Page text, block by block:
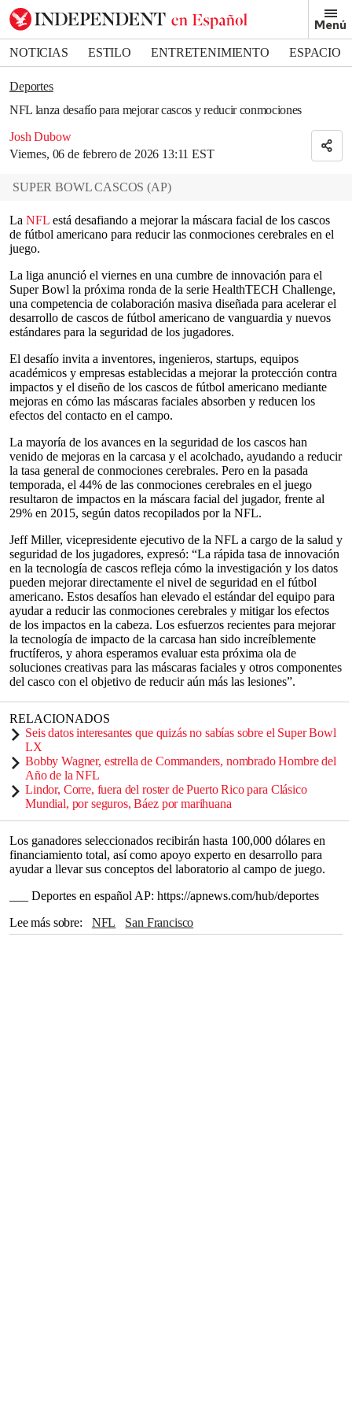
Menú
NOTICIAS ESTILO ENTRETENIMIENTO
ESPACIO
DEPORTES
Deportes
NFL lanza desafío para mejorar cascos y reducir conmociones
Josh Dubow
Viernes, 06 de febrero de 2026 13:11 EST
Bookmark popover
Removed from bookmarks
Close popover
SUPER BOWL CASCOS (AP)
La NFL está desafiando a mejorar la máscara facial de los cascos
de fútbol americano para reducir las conmociones cerebrales en el
juego.
La liga anunció el viernes en una cumbre de innovación para el
Super Bowl la próxima ronda de la serie HealthTECH Challenge,
una competencia de colaboración masiva diseñada para acelerar el
desarrollo de cascos de fútbol americano de vanguardia y nuevos
estándares para la seguridad de los jugadores.
El desafío invita a inventores, ingenieros, startups, equipos
académicos y empresas establecidas a mejorar la protección contra
impactos y el diseño de los cascos de fútbol americano mediante
mejoras en cómo las máscaras faciales absorben y reducen los
efectos del contacto en el campo.
La mayoría de los avances en la seguridad de los cascos han
venido de mejoras en la carcasa y el acolchado, ayudando a reducir
la tasa general de conmociones cerebrales. Pero en la pasada
temporada, el 44% de las conmociones cerebrales en el juego
resultaron de impactos en la máscara facial del jugador, frente al
29% en 2015, según datos recopilados por la NFL.
Jeff Miller, vicepresidente ejecutivo de la NFL a cargo de la salud y
seguridad de los jugadores, expresó: “La rápida tasa de innovación
en la tecnología de cascos refleja cómo la investigación y los datos
pueden mejorar directamente el nivel de seguridad en el fútbol
americano. Estos desafíos han elevado el estándar del equipo para
ayudar a reducir las conmociones cerebrales y mitigar los efectos
de los impactos en la cabeza. Los esfuerzos recientes para mejorar
la tecnología de impacto de la carcasa han sido increíblemente
fructíferos, y ahora esperamos evaluar esta próxima ola de
soluciones creativas para las máscaras faciales y otros componentes
del casco con el objetivo de reducir aún más las lesiones”.
RELACIONADOS
Seis datos interesantes que quizás no sabías sobre el Super Bowl
LX
Bobby Wagner, estrella de Commanders, nombrado Hombre del
Año de la NFL
Lindor, Corre, fuera del roster de Puerto Rico para Clásico
Mundial, por seguros, Báez por marihuana
Los ganadores seleccionados recibirán hasta 100,000 dólares en
financiamiento total, así como apoyo experto en desarrollo para
ayudar a llevar sus conceptos del laboratorio al campo de juego.
___ Deportes en español AP: https://apnews.com/hub/deportes
Lee más sobre
NFL San Francisco